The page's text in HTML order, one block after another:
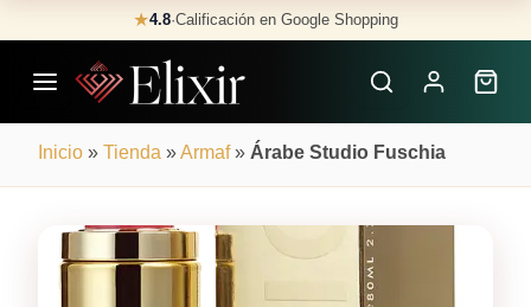
to
content
★4.8·Calificación en Google Shopping
Inicio » Tienda »Armaf» Árabe Studio Fuschia